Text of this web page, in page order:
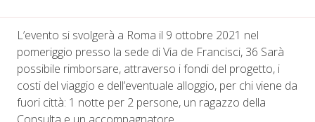
L’evento si svolgerà a Roma il 9 ottobre 2021 nel
pomeriggio presso la sede di Via de Francisci, 36 Sarà
possibile rimborsare, attraverso i fondi del progetto, i
costi del viaggio e dell’eventuale alloggio, per chi viene da
fuori città: 1 notte per 2 persone, un ragazzo della